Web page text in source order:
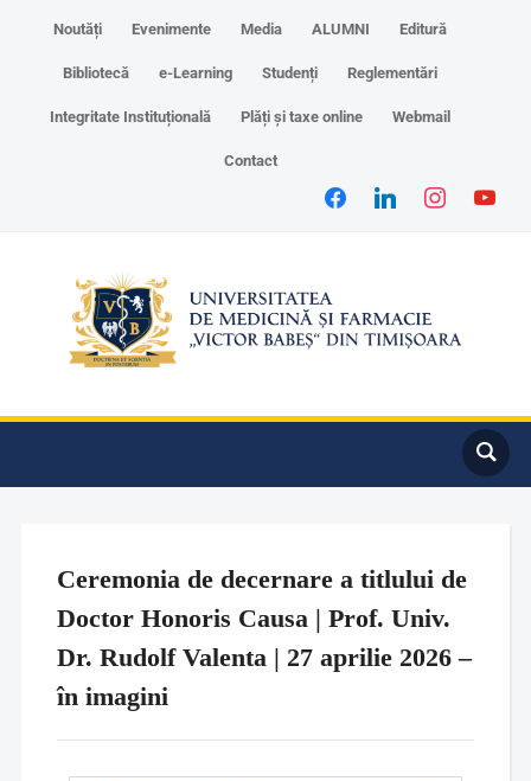
Noutăți Evenimente Media ALUMNI Editură
Bibliotecă e-Learning Studenți Reglementări
Integritate Instituțională Plăți și taxe online Webmail
Contact
Ceremonia de decernare a titlului de
Doctor Honoris Causa | Prof. Univ.
Dr. Rudolf Valenta | 27 aprilie 2026 –
în imagini